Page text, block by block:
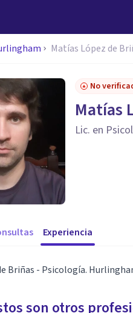
Matías López de
No
Matías
Lic. en
Experiencia
Briñas - Psicología.
son otros